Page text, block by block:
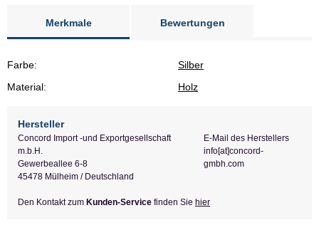
Merkmale Bewertungen
Farbe:
Silber
Material:
Holz
Hersteller
Concord Import -und Exportgesellschaft
m.b.H.
Gewerbeallee 6-8
45478 Mülheim / Deutschland
E-Mail des Herstellers
info[at]concord-
gmbh.com
Den Kontakt zum Kunden-Service finden Sie hier